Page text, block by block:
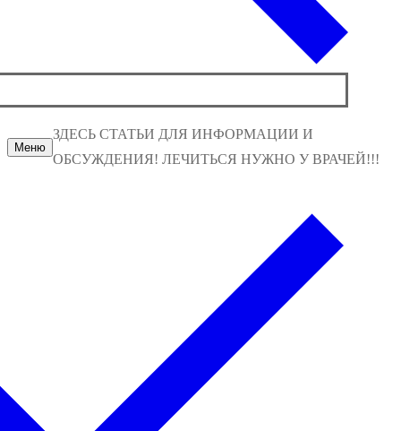
Меню
ЗДЕСЬ СТАТЬИ ДЛЯ ИНФОРМАЦИИ И
ОБСУЖДЕНИЯ! ЛЕЧИТЬСЯ НУЖНО У ВРАЧЕЙ!!!